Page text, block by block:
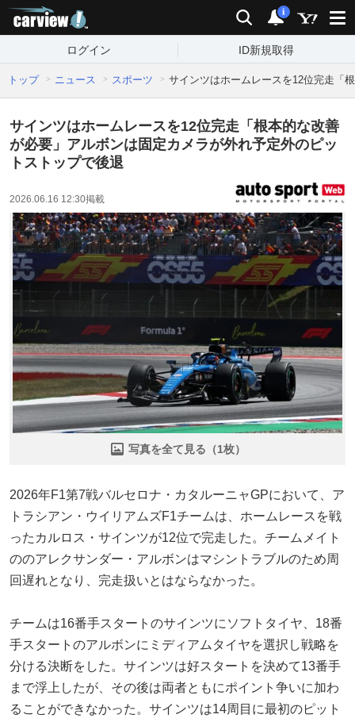
検索 通知
i
ログイン ID新規取得
トップ ニュース スポーツ サインツはホームレースを12位完走「
サインツはホームレースを12位完走「根本的な改善
が必要」アルボンは固定カメラが外れ予定外のピッ
トストップで後退
2026.06.16 12:30掲載
写真を全て見る（1枚）
2026年F1第7戦バルセロナ・カタルーニャGPにおいて、ア
トラシアン・ウイリアムズF1チームは、ホームレースを戦
ったカルロス・サインツが12位で完走した。チームメイト
ののアレクサンダー・アルボンはマシントラブルのため周
回遅れとなり、完走扱いとはならなかった。
チームは16番手スタートのサインツにソフトタイヤ、18番
手スタートのアルボンにミディアムタイヤを選択し戦略を
分ける決断をした。サインツは好スタートを決めて13番手
まで浮上したが、その後は両者ともにポイント争いに加わ
ることができなかった。サインツは14周目に最初のピット